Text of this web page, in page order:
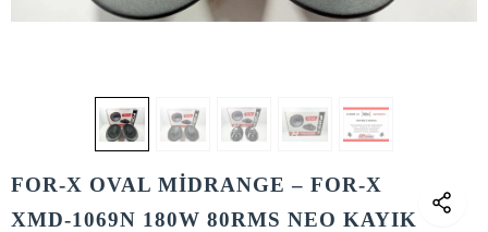
FOR-X OVAL MİDRANGE – FOR-X
XMD-1069N 180W 80RMS NEO KAYIK